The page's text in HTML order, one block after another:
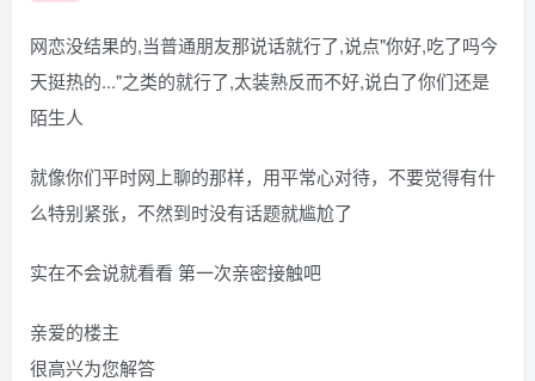
网恋没结果的,当普通朋友那说话就行了,说点"你好,吃了吗今
天挺热的..."之类的就行了,太装熟反而不好,说白了你们还是
陌生人
就像你们平时网上聊的那样，用平常心对待，不要觉得有什
么特别紧张，不然到时没有话题就尴尬了
实在不会说就看看 第一次亲密接触吧
亲爱的楼主
很高兴为您解答